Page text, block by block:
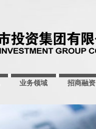
业务领域 招商融资